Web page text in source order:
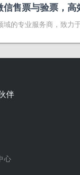
售票与验票，
的专业服务商，致力
伴
心